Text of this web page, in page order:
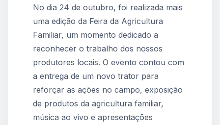
No dia 24 de outubro, foi realizada mais
uma edição da Feira da Agricultura
Familiar, um momento dedicado a
reconhecer o trabalho dos nossos
produtores locais. O evento contou com
a entrega de um novo trator para
reforçar as ações no campo, exposição
de produtos da agricultura familiar,
música ao vivo e apresentações